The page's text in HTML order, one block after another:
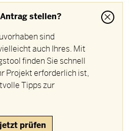
stellen?
sind
auch Ihres. Mit
finden Sie schnell
Projekt erforderlich ist,
Tipps zur
prüfen